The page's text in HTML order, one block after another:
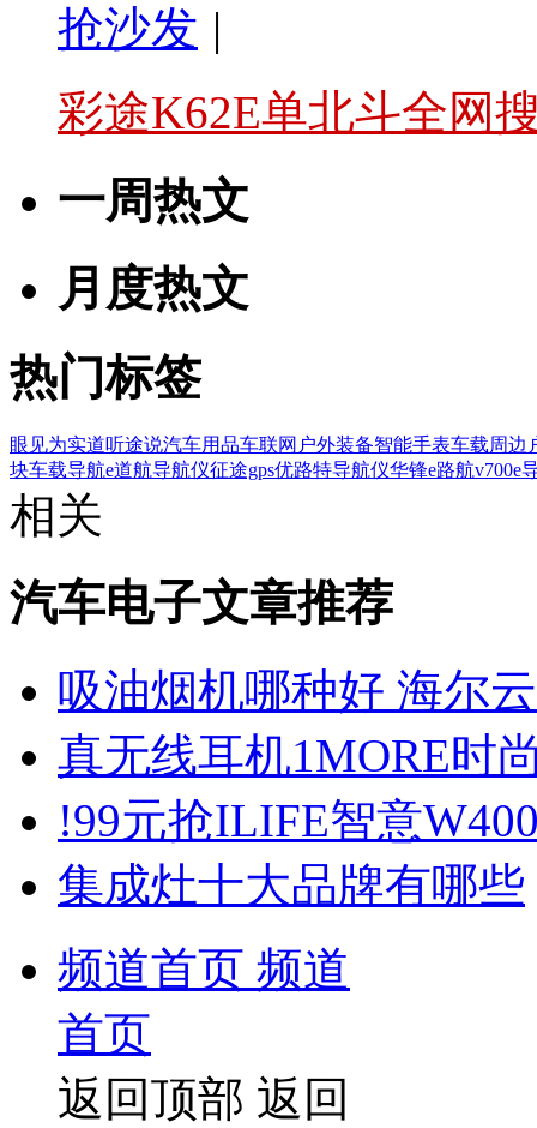
抢沙发 |
彩途K62E单北斗全网
一周热文
月度热文
热门标签
眼见为实道听途说汽车用品车联网 户外装备智能手表车载周边
块车载导航e道航导航仪征途gps优路特导航仪华锋e路航v700e
相关
汽车电子文章推荐
吸油烟机哪种好 海尔
真无线耳机1MORE时
!99元抢ILIFE智意
集成灶十大品牌有哪些
频道首页 频道
首页
返回顶部 返回